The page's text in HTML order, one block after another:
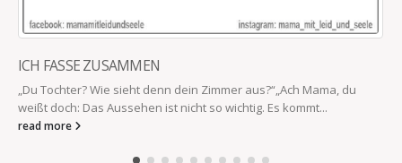
ICH FASSE ZUSAMMEN
„Du Tochter? Wie sieht denn dein Zimmer aus?“„Ach Mama, du
weißt doch: Das Aussehen ist nicht so wichtig. Es kommt...
read more